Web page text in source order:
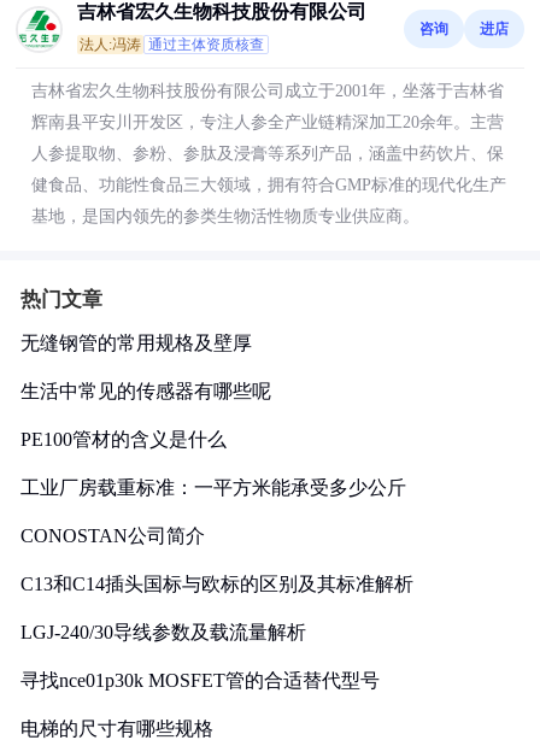
吉林省宏久生物科技股份有限公司
法人:冯涛 通过主体资质核查
咨询 进店
吉林省宏久生物科技股份有限公司成立于2001年，坐落于吉林省
辉南县平安川开发区，专注人参全产业链精深加工20余年。主营
人参提取物、参粉、参肽及浸膏等系列产品，涵盖中药饮片、保
健食品、功能性食品三大领域，拥有符合GMP标准的现代化生产
基地，是国内领先的参类生物活性物质专业供应商。
热门文章
无缝钢管的常用规格及壁厚
生活中常见的传感器有哪些呢
PE100管材的含义是什么
工业厂房载重标准：一平方米能承受多少公斤
CONOSTAN公司简介
C13和C14插头国标与欧标的区别及其标准解析
LGJ-240/30导线参数及载流量解析
寻找nce01p30k MOSFET管的合适替代型号
电梯的尺寸有哪些规格